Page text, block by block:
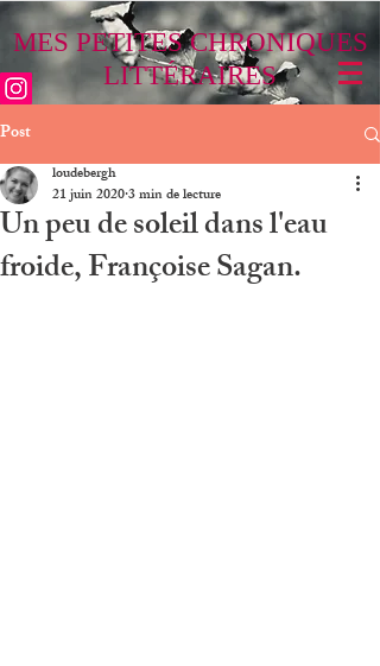
MES PETITES CHRONIQUES
LITTÉRAIRES
Post
Un peu de soleil dans l'eau
froide, Françoise Sagan.
loudebergh
21 juin 20203 min de lecture